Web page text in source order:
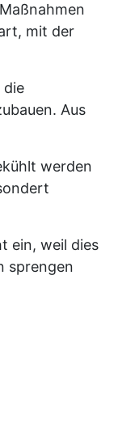
mit der
die
Aus
werden
ein, weil dies
sprengen